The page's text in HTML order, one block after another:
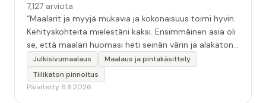
7,127 arviota
“Maalarit ja myyjä mukavia ja kokonaisuus toimi hyvin.
Kehityskohteita mielestäni kaksi. Ensimmäinen asia oli
se, että maalari huomasi heti seinän värin ja alakaton
värin erot mitä en huomannut. Hyvä toki että siinä
kohtaa huomattu mutta toki optimaalisessa
tilanteessa myyjä olisi jo kiinnittänyt tähän huomiota.
Julkisivumaalaus
Maalaus ja pintakäsittely
Tiilikaton pinnoitus
Päivitetty 6.8.2026